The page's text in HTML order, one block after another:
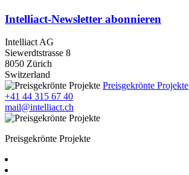
Intelliact-Newsletter abonnieren
Intelliact AG
Siewerdtstrasse 8
8050 Zürich
Switzerland
Preisgekrönte Projekte
+41 44 315 67 40
mail@intelliact.ch
Preisgekrönte Projekte